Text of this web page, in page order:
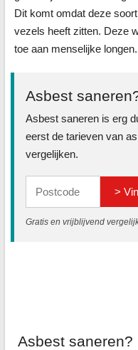
Dit komt omdat deze
vezels heeft zitten. Deze
toe aan menselijke longen.
Asbest
Asbest saneren is erg
eerst de tarieven van
vergelijken.
>
Gratis en vrijblijvend
Asbest saneren?